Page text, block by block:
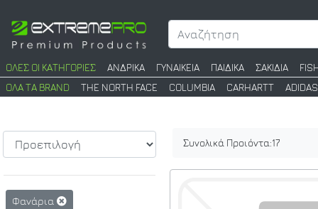
ΟΛΕΣ ΟΙ ΚΑΤΗΓΟΡΙΕΣ ΑΝΔΡΙΚΑ ΓΥΝΑΙΚΕΙΑ ΠΑΙΔΙΚΑ ΣΑΚΙΔΙΑ
ΟΛΑ ΤΑ BRAND
THE NORTH FACE COLUMBIA CARHARTT ADIDAS
Φανάρια
Συνολικά Προιόντα:17